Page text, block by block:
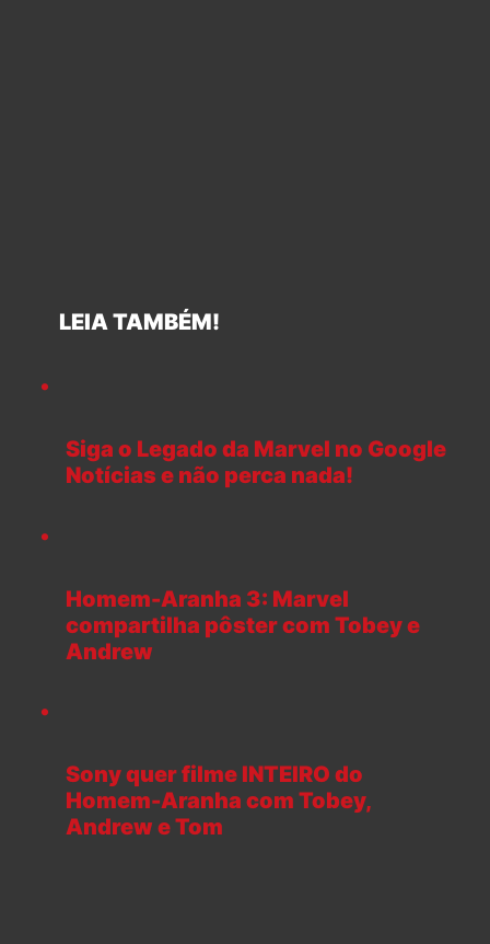
LEIA TAMBÉM!
Siga o Legado da Marvel no Google
Notícias e não perca nada!
Homem-Aranha 3: Marvel
compartilha pôster com Tobey e
Andrew
Sony quer filme INTEIRO do
Homem-Aranha com Tobey,
Andrew e Tom